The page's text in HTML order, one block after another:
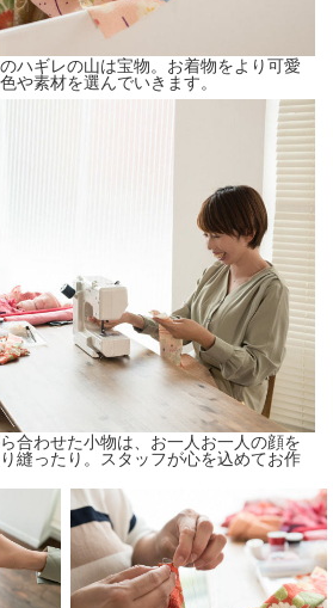
ハギレの山は宝物。お着物をより可愛
や素材を選んでいきます。
合わせた小物は、お一人お一人の顔を
縫ったり。スタッフが心を込めてお作